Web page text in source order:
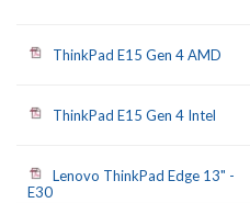
ThinkPad E15 Gen 4 AMD
ThinkPad E15 Gen 4 Intel
Lenovo ThinkPad Edge 13" -
E30